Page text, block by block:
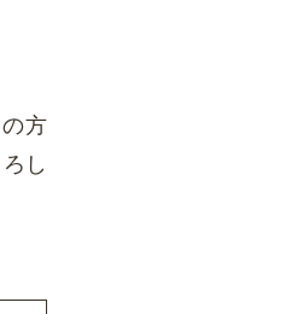
方
し